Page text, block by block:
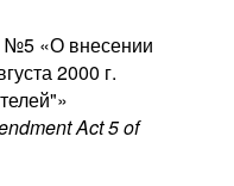
№5 «О внесении
2000 г.
Act 5 of